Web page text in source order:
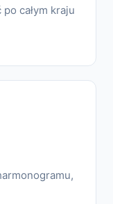
całym kraju